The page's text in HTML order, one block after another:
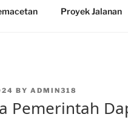
Proyek Jalanan
BY ADMIN318
Pemerintah